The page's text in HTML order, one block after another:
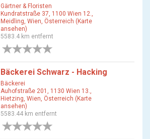
Gärtner & Floristen
Kundratstraße 37, 1100 Wien 12.,
Meidling, Wien, Österreich (Karte
ansehen)
5583.4 km entfernt
Bäckerei Schwarz - Hacking
Bäckerei
Auhofstraße 201, 1130 Wien 13.,
Hietzing, Wien, Österreich (Karte
ansehen)
5583.44 km entfernt